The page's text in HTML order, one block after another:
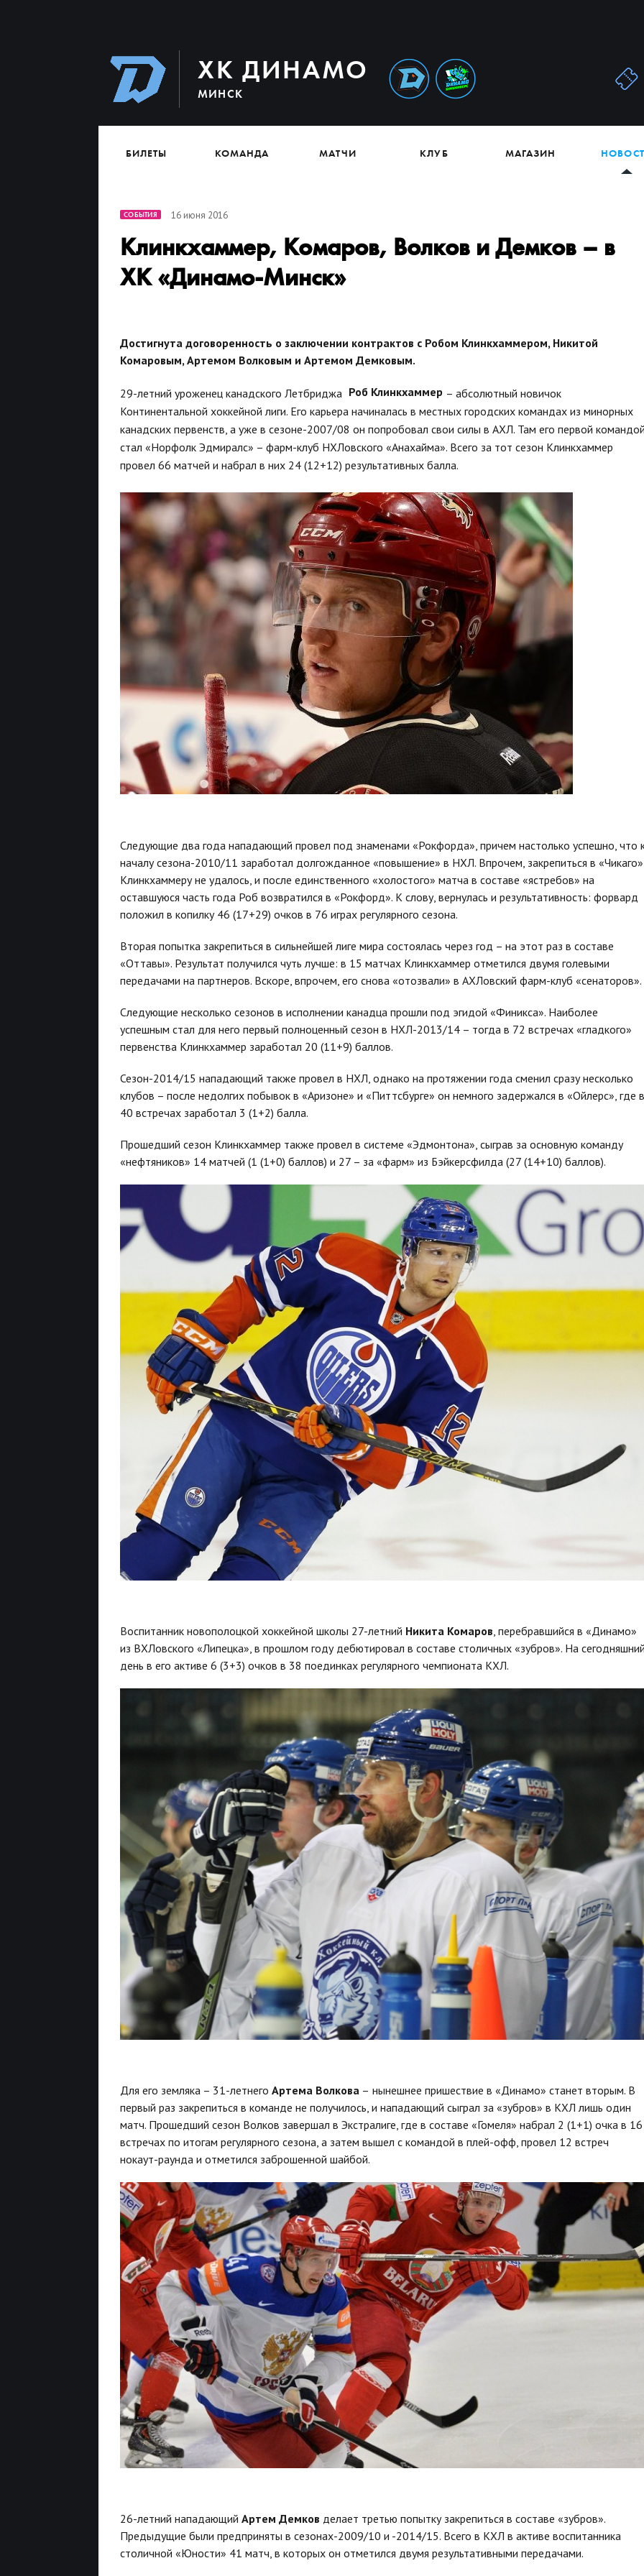
ХК ДИНАМО
МИНСК
БИЛЕТЫ КОМАНДА МАТЧИ КЛУБ МАГАЗИН
СОБЫТИЯ 16 июня 2016
Клинкхаммер, Комаров, Волков и Демков – в
ХК «Динамо-Минск»
Достигнута договоренность о заключении контрактов с Робом Клинкхаммером, Никитой
Комаровым, Артемом Волковым и Артемом Демковым.
29-летний уроженец канадского Летбриджа Роб Клинкхаммер – абсолютный новичок
Континентальной хоккейной лиги. Его карьера начиналась в местных городских командах из минорных
канадских первенств, а уже в сезоне-2007/08 он попробовал свои силы в АХЛ. Там его первой
стал «Норфолк Эдмиралс» – фарм-клуб НХЛовского «Анахайма». Всего за тот сезон Клинкхаммер
провел 66 матчей и набрал в них 24 (12+12) результативных балла.
Следующие два года нападающий провел под знаменами «Рокфорда», причем настолько успешно, что
началу сезона-2010/11 заработал долгожданное «повышение» в НХЛ. Впрочем, закрепиться в «Чикаго»
Клинкхаммеру не удалось, и после единственного «холостого» матча в составе «ястребов» на
оставшуюся часть года Роб возвратился в «Рокфорд». К слову, вернулась и результативность: форвард
положил в копилку 46 (17+29) очков в 76 играх регулярного сезона.
Вторая попытка закрепиться в сильнейшей лиге мира состоялась через год – на этот раз в составе
«Оттавы». Результат получился чуть лучше: в 15 матчах Клинкхаммер отметился двумя голевыми
передачами на партнеров. Вскоре, впрочем, его снова «отозвали» в АХЛовский фарм-клуб «сенаторов».
Следующие несколько сезонов в исполнении канадца прошли под эгидой «Финикса». Наиболее
успешным стал для него первый полноценный сезон в НХЛ-2013/14 – тогда в 72 встречах «гладкого»
первенства Клинкхаммер заработал 20 (11+9) баллов.
Сезон-2014/15 нападающий также провел в НХЛ, однако на протяжении года сменил сразу несколько
клубов – после недолгих побывок в «Аризоне» и «Питтсбурге» он немного задержался в «Ойлерс», где в
40 встречах заработал 3 (1+2) балла.
Прошедший сезон Клинкхаммер также провел в системе «Эдмонтона», сыграв за основную команду
«нефтяников» 14 матчей (1 (1+0) баллов) и 27 – за «фарм» из Бэйкерсфилда (27 (14+10) баллов).
Воспитанник новополоцкой хоккейной школы 27-летний Никита Комаров, перебравшийся в «Динамо»
из ВХЛовского «Липецка», в прошлом году дебютировал в составе столичных «зубров». На
день в его активе 6 (3+3) очков в 38 поединках регулярного чемпионата КХЛ.
Для его земляка – 31-летнего Артема Волкова – нынешнее пришествие в «Динамо» станет вторым. В
первый раз закрепиться в команде не получилось, и нападающий сыграл за «зубров» в КХЛ лишь один
матч. Прошедший сезон Волков завершал в Экстралиге, где в составе «Гомеля» набрал 2 (1+1) очка в 16
встречах по итогам регулярного сезона, а затем вышел с командой в плей-офф, провел 12 встреч
нокаут-раунда и отметился заброшенной шайбой.
26-летний нападающий Артем Демков делает третью попытку закрепиться в составе «зубров».
Предыдущие были предприняты в сезонах-2009/10 и -2014/15. Всего в КХЛ в активе воспитанника
столичной «Юности» 41 матч, в которых он отметился двумя результативными передачами.